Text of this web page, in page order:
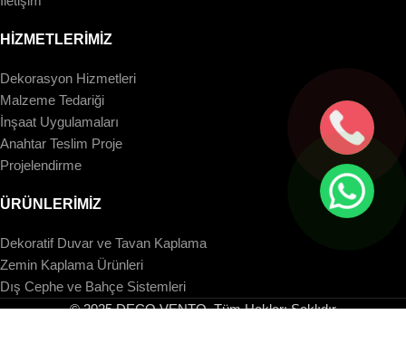
HİZMETLERİMİZ
Dekorasyon Hizmetleri
Malzeme Tedariği
İnşaat Uygulamaları
Anahtar Teslim Proje
Projelendirme
ÜRÜNLERİMİZ
Dekoratif Duvar ve Tavan Kaplama
Zemin Kaplama Ürünleri
Dış Cephe ve Bahçe Sistemleri
© 2025 DECO VENTO. Tüm Hakları Saklıdır